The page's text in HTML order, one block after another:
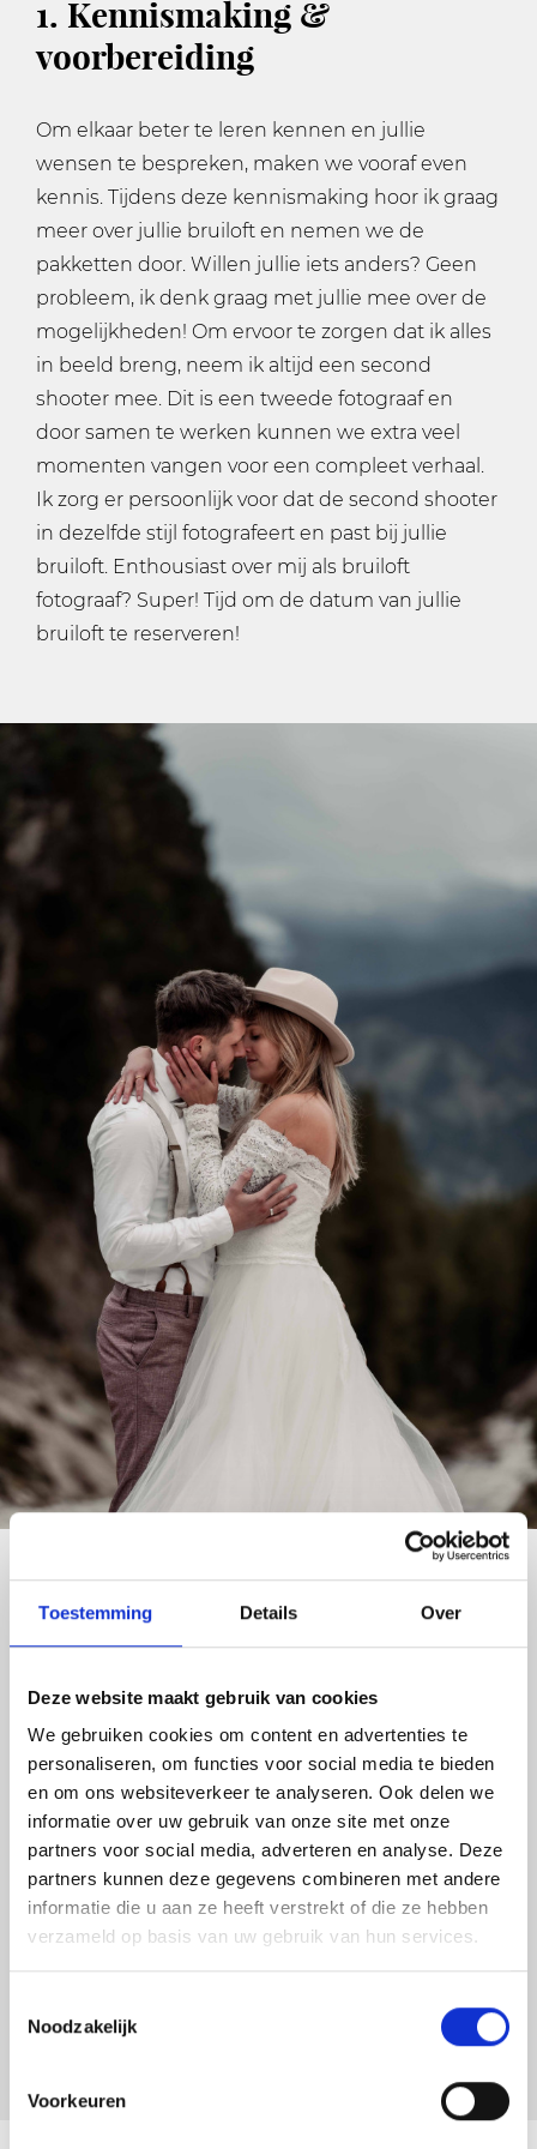
Toestemming Details Over
Deze website maakt gebruik van cookies
We gebruiken cookies om content en advertenties te
personaliseren, om functies voor social media te bieden
en om ons websiteverkeer te analyseren. Ook delen we
informatie over uw gebruik van onze site met onze
partners voor social media, adverteren en analyse. Deze
partners kunnen deze gegevens combineren met andere
informatie die u aan ze heeft verstrekt of die ze hebben
verzameld op basis van uw gebruik van hun services.
Noodzakelijk
Voorkeuren
1. Kennismaking &
voorbereiding
Om elkaar beter te leren kennen en jullie
wensen te bespreken, maken we vooraf even
kennis. Tijdens deze kennismaking hoor ik graag
meer over jullie bruiloft en nemen we de
pakketten door. Willen jullie iets anders? Geen
probleem, ik denk graag met jullie mee over de
mogelijkheden! ​Om ervoor te zorgen dat ik alles
in beeld breng, neem ik altijd een second
shooter mee. Dit is een tweede fotograaf en
door samen te werken kunnen we extra veel
momenten vangen voor een compleet verhaal.
Ik zorg er persoonlijk voor dat de second shooter
in dezelfde stijl fotografeert en past bij jullie
bruiloft. Enthousiast over mij als bruiloft
fotograaf? Super! Tijd om de datum van jullie
bruiloft te reserveren!
2. Jullie bruiloft
Het is zover, jullie bruiloft! Door onze goede
voorbereiding weten wij precies wanneer we
waar moeten zijn om bepaalde momenten in
beeld te brengen. Van het klaarmaken, de eerste
blik van je partner, het ja-woord, tot aan het feest;
wij zorgen ervoor dat deze waardevolle
momenten voor altijd worden gevangen! De
second shooter en ik blijven op de achtergrond,
jullie dag!